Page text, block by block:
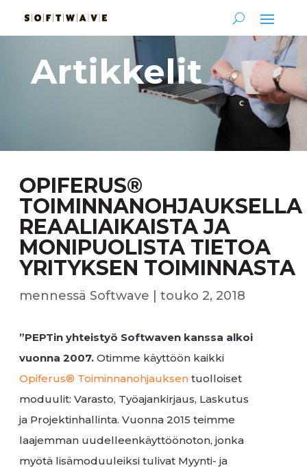
Artikkelit
OPIFERUS®
TOIMINNANOHJAUKSELLA
REAALIAIKAISTA JA
MONIPUOLISTA TIETOA
YRITYKSEN TOIMINNASTA
mennessä Softwave |touko 2, 2018
”PEPTin yhteistyö Softwaven kanssa alkoi
vuonna 2007.Otimme käyttöön kaikki
Opiferus® Toiminnanohjauksen tuolloiset
moduulit: Varasto, Työajankirjaus, Laskutus
ja Projektinhallinta. Vuonna 2015 teimme
laajemman uudelleenkäyttöönoton, jonka
myötä lisämoduuleiksi tulivat Myynti- ja